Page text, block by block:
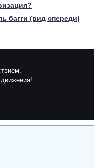
багги (вид спереди)